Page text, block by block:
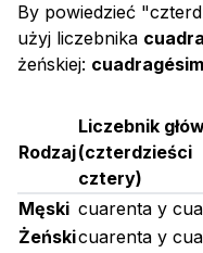
By powiedzieć
użyj liczebnika
żeńskiej:
Rodzaj
Liczebnik
(czterdzieści
cztery)
Męski cuarenta y
Żeńskicuarenta y